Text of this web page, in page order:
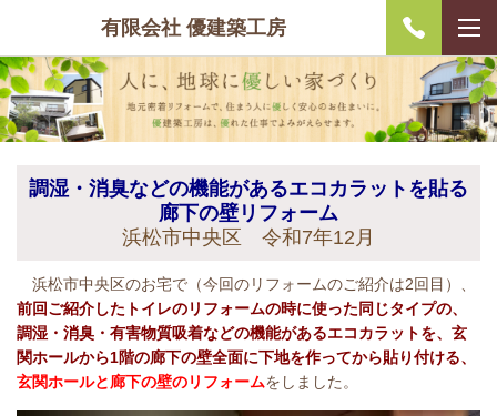
有限会社 優建築工房
調湿・消臭などの機能があるエコカラットを貼る
廊下の壁リフォーム
浜松市中央区 令和7年12月
浜松市中央区のお宅で（今回のリフォームのご紹介は2回目）、
前回ご紹介したトイレのリフォームの時に使った同じタイプの、
調湿・消臭・有害物質吸着などの機能があるエコカラットを、玄
関ホールから1階の廊下の壁全面に下地を作ってから貼り付ける、
玄関ホールと廊下の壁のリフォームをしました。